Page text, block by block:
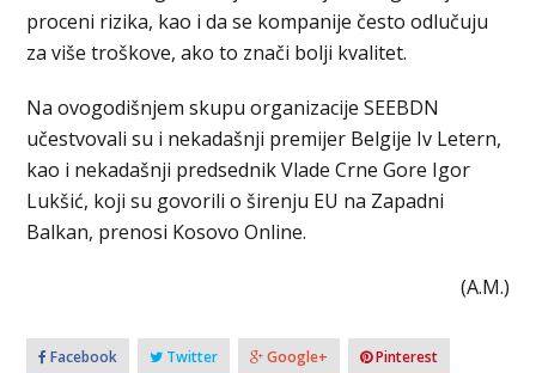
proceni rizika, kao i da se kompanije često odlučuju
za više troškove, ako to znači bolji kvalitet.
Na ovogodišnjem skupu organizacije SEEBDN
učestvovali su i nekadašnji premijer Belgije Iv Letern,
kao i nekadašnji predsednik Vlade Crne Gore Igor
Lukšić, koji su govorili o širenju EU na Zapadni
Balkan, prenosi Kosovo Online.
(A.M.)
Facebook Twitter Google+ Pinterest